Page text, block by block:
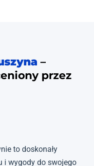
–
przez
to doskonały
i wygody do swojego